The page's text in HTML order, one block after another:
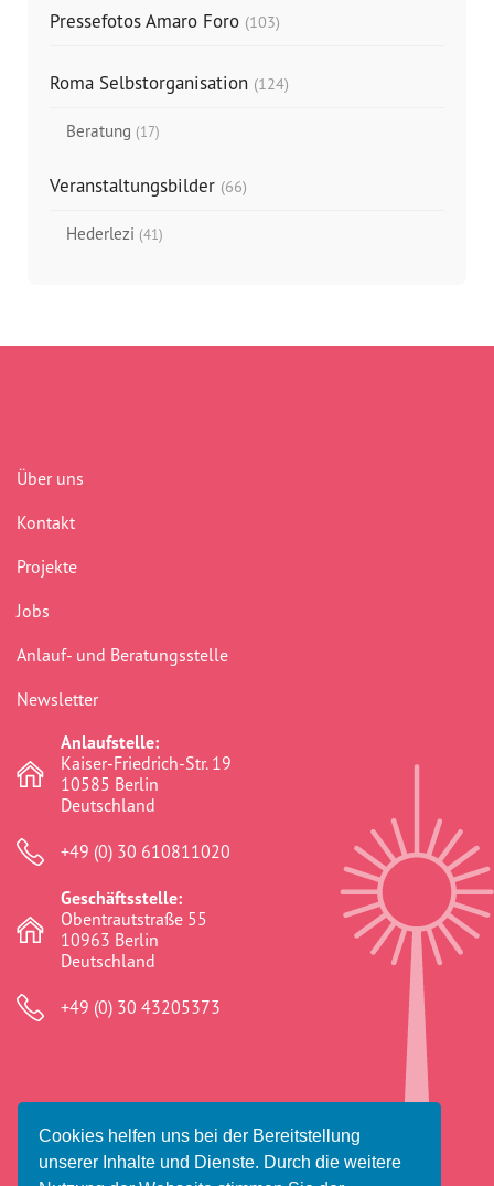
Cookies helfen uns bei der Bereitstellung
unserer Inhalte und Dienste. Durch die weitere
Pressefotos Amaro Foro (103)
Roma Selbstorganisation (124)
Beratung (17)
Veranstaltungsbilder (66)
Hederlezi (41)
Über uns
Kontakt
Projekte
Jobs
Anlauf- und Beratungsstelle
Newsletter
Anlaufstelle:
Kaiser-Friedrich-Str. 19
10585 Berlin
Deutschland
+49 (0) 30 610811020
Geschäftsstelle:
Obentrautstraße 55
10963 Berlin
Deutschland
+49 (0) 30 43205373
© 2026 Amaro Foro e.V.